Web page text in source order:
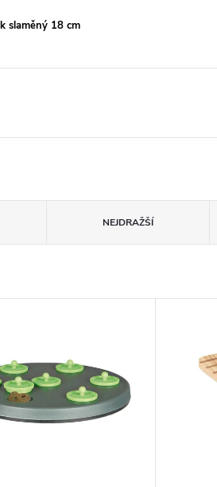
slaměný 18 cm
NEJDRAŽŠÍ